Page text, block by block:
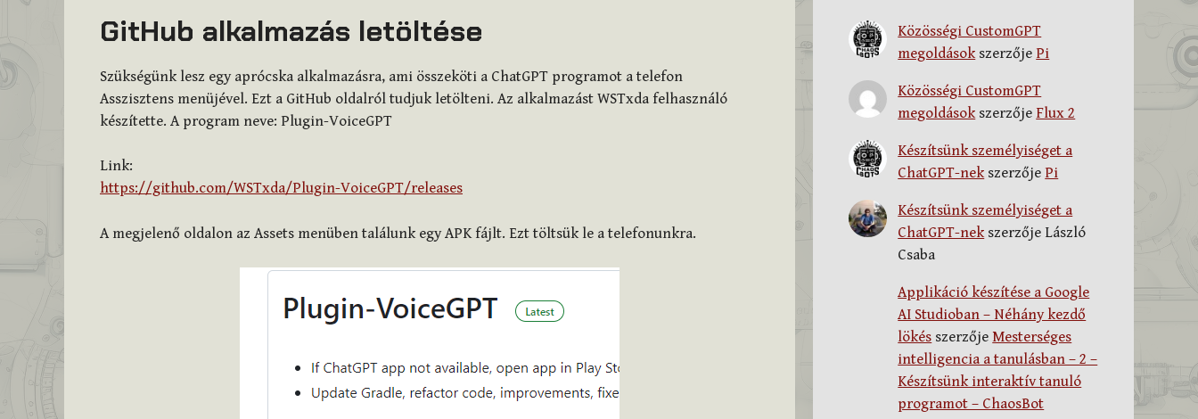
GitHub alkalmazás letöltése
Szükségünk lesz egy aprócska alkalmazásra, ami összeköti a ChatGPT programot a telefon
Asszisztens menüjével. Ezt a GitHub oldalról tudjuk letölteni. Az alkalmazást WSTxda felhasználó
készítette. A program neve: Plugin-VoiceGPT
Link:
https://github.com/WSTxda/Plugin-VoiceGPT/releases
A megjelenő oldalon az Assets menüben találunk egy APK fájlt. Ezt töltsük le a telefonunkra.
Közösségi CustomGPT
megoldásokszerzője Pi
Közösségi CustomGPT
megoldásokszerzője Flux 2
Készítsünk személyiséget a
ChatGPT-nekszerzője Pi
Készítsünk személyiséget a
ChatGPT-nekszerzője László
Csaba
Applikáció készítése a Google
AI Studioban – Néhány kezdő
lökés szerzőjeMesterséges
intelligencia a tanulásban – 2 –
Készítsünk interaktív tanuló
programot – ChaosBot